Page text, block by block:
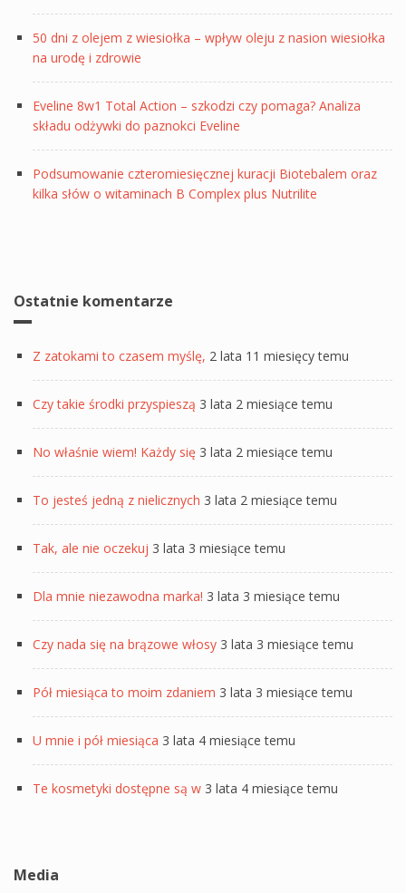
50 dni z olejem z wiesiołka – wpływ oleju z nasion wiesiołka
na urodę i zdrowie
Eveline 8w1 Total Action – szkodzi czy pomaga? Analiza
składu odżywki do paznokci Eveline
Podsumowanie czteromiesięcznej kuracji Biotebalem oraz
kilka słów o witaminach B Complex plus Nutrilite
Ostatnie komentarze
Z zatokami to czasem myślę, 2 lata 11 miesięcy temu
Czy takie środki przyspieszą 3 lata 2 miesiące temu
No właśnie wiem! Każdy się 3 lata 2 miesiące temu
To jesteś jedną z nielicznych 3 lata 2 miesiące temu
Tak, ale nie oczekuj 3 lata 3 miesiące temu
Dla mnie niezawodna marka! 3 lata 3 miesiące temu
Czy nada się na brązowe włosy 3 lata 3 miesiące temu
Pół miesiąca to moim zdaniem 3 lata 3 miesiące temu
U mnie i pół miesiąca 3 lata 4 miesiące temu
Te kosmetyki dostępne są w 3 lata 4 miesiące temu
Media